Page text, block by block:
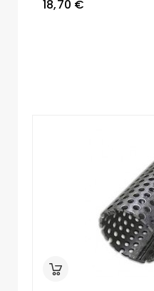
18,70 €